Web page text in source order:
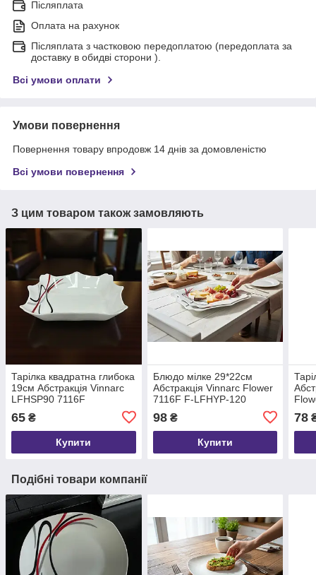
Післяплата
Оплата на рахунок
Післяплата з частковою передоплатою (передоплата за
доставку в обидві сторони ).
Всі умови оплати
Умови повернення
Повернення товару впродовж 14 днів за домовленістю
Всі умови повернення
З цим товаром також замовляють
Тарілка квадратна глибока
19см Абстракція Vinnarc
LFHSP90 7116F
65 ₴
Купити
Блюдо мілке 29*22см
Абстракція Vinnarc Flower
7116F F-LFHYP-120
98₴
Купити
78
Подібні товари компанії